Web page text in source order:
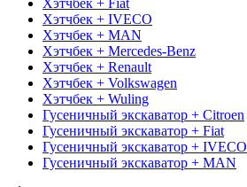
Хэтчбек + IVECO
Хэтчбек + MAN
Хэтчбек + Mercedes-Benz
Хэтчбек + Renault
Хэтчбек + Volkswagen
Хэтчбек + Wuling
Гусеничный экскаватор + Citroen
Гусеничный экскаватор + Fiat
Гусеничный экскаватор + IVECO
Гусеничный экскаватор + MAN